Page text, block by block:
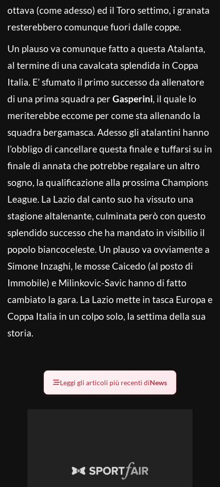
ottava (come adesso) ed il Toro settimo, i granata
resterebbero comunque fuori dalle coppe.
Un plauso va comunque fatto a questa Atalanta,
al termine di una cavalcata splendida in Coppa
Italia. E’ sfumato il primo successo da allenatore
di una prima squadra perGasperini, il quale lo
meriterebbe eccome per come sta allenando la
squadra bergamasca. Adesso gli atalantini hanno
l’obbligo di cancellare questa finale e tuffarsi su in
finale di annata che potrebbe regalare un altro
sogno, la qualificazione alla prossima Champions
League. La Lazio dal canto suo ha vissuto una
stagione altalenante, culminata però con questo
splendido successo che ha mandato in visibilio il
popolo biancoceleste. Un plauso va ovviamente a
Simone Inzaghi, le mosse Caicedo (al posto di
Immobile) e Milinkovic-Savic hanno di fatto
cambiato la gara. La Lazio mette in tasca Europa e
Coppa Italia in un colpo solo, la settima della sua
storia.
Leggi gli articoli più recenti diNews